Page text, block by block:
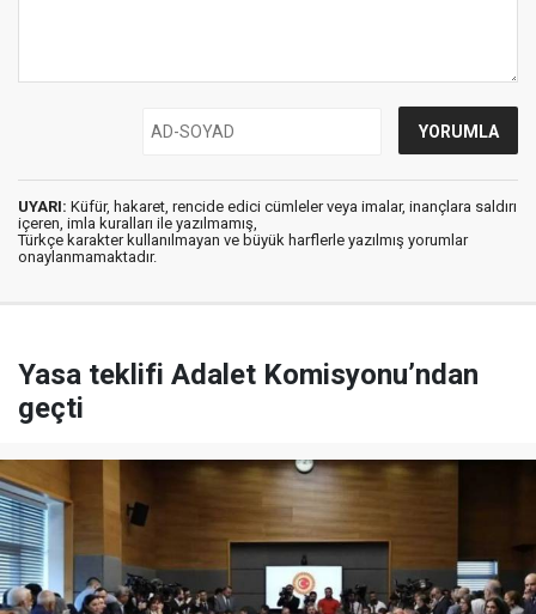
UYARI: Küfür, hakaret, rencide edici cümleler veya imalar, inançlara saldırı
içeren, imla kuralları ile yazılmamış,
Türkçe karakter kullanılmayan ve büyük harflerle yazılmış yorumlar
onaylanmamaktadır.
Yasa teklifi Adalet Komisyonu’ndan
geçti